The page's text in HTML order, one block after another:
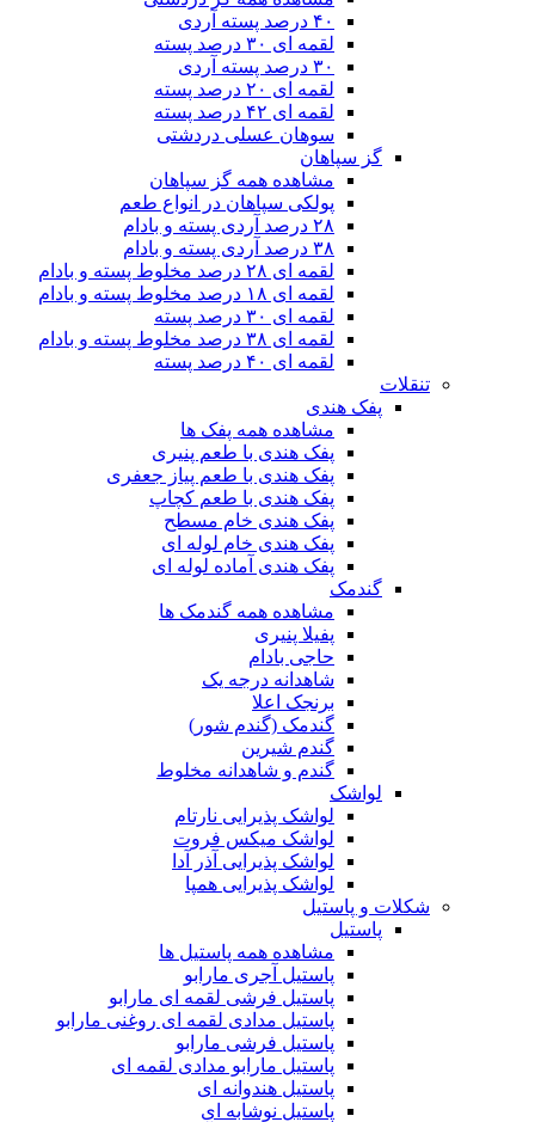
۴۰ درصد پسته آردی
لقمه ای ۳۰ درصد پسته
۳۰ درصد پسته آردی
لقمه ای ۲۰ درصد پسته
لقمه ای ۴۲ درصد پسته
سوهان عسلی دردشتی
گز سپاهان
مشاهده همه گز سپاهان
پولکی سپاهان در انواع طعم
۲۸ درصد آردی پسته و بادام
۳۸ درصد آردی پسته و بادام
لقمه ای ۲۸ درصد مخلوط پسته و بادام
لقمه ای ۱۸ درصد مخلوط پسته و بادام
لقمه ای ۳۰ درصد پسته
لقمه ای ۳۸ درصد مخلوط پسته و بادام
لقمه ای ۴۰ درصد پسته
تنقلات
پفک هندی
مشاهده همه پفک ها
پفک هندی با طعم پنیری
پفک هندی با طعم پیاز جعفری
پفک هندی با طعم کچاپ
پفک هندی خام مسطح
پفک هندی خام لوله ای
پفک هندی آماده لوله ای
گندمک
مشاهده همه گندمک ها
پفیلا پنیری
حاجی بادام
شاهدانه درجه یک
برنجک اعلا
گندمک (گندم شور)
گندم شیرین
گندم و شاهدانه مخلوط
لواشک
لواشک پذیرایی نارتام
لواشک میکس فروت
لواشک پذیرایی آذر آدا
لواشک پذیرایی همپا
شکلات و پاستیل
پاستیل
مشاهده همه پاستیل ها
پاستیل آجری مارابو
پاستیل فرشی لقمه ای مارابو
پاستیل مدادی لقمه ای روغنی مارابو
پاستیل فرشی مارابو
پاستیل مارابو مدادی لقمه ای
پاستیل هندوانه ای
پاستیل نوشابه ای